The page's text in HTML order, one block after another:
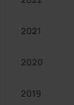
2021
2020
2019